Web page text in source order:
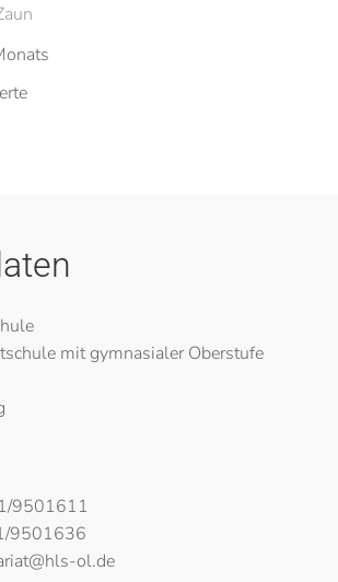
mit gymnasialer Oberstufe
9501611
9501636
ol.de